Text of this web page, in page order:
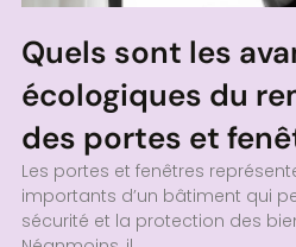
Quels sont les
écologiques du
des portes et
Les portes et fenêtres
importants d’un bâtiment qui
sécurité et la protection des